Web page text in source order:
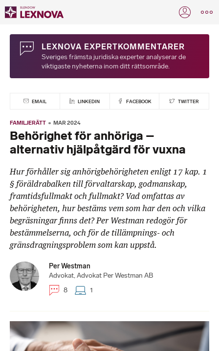
LEXNOVA EXPERTKOMMENTARER
Sveriges främsta juridiska experter analyserar de
viktigaste nyheterna inom ditt rättsområde.
EMAIL LINKEDIN FACEBOOK TWITTER
FAMILJERÄTT MAR 2024
Behörighet för anhöriga –
alternativ hjälpåtgärd för vuxna
Hur förhåller sig anhörigbehörigheten enligt 17 kap. 1
§ föräldrabalken till förvaltarskap, godmanskap,
framtidsfullmakt och fullmakt? Vad omfattas av
behörigheten, hur bestäms vem som har den och vilka
begräsningar finns det? Per Westman redogör för
bestämmelserna, och för de tillämpnings- och
gränsdragningsproblem som kan uppstå.
Per Westman
Advokat, Advokat Per Westman AB
8
1